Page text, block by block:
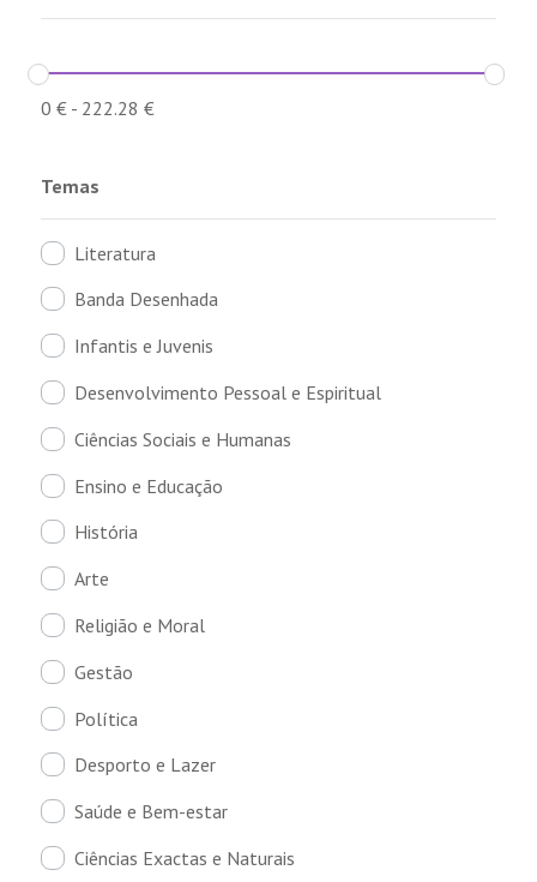
0 €- 222.28 €
Temas
Literatura
Banda Desenhada
Infantis e Juvenis
Desenvolvimento Pessoal e Espiritual
Ciências Sociais e Humanas
Ensino e Educação
História
Arte
Religião e Moral
Gestão
Política
Desporto e Lazer
Saúde e Bem-estar
Ciências Exactas e Naturais